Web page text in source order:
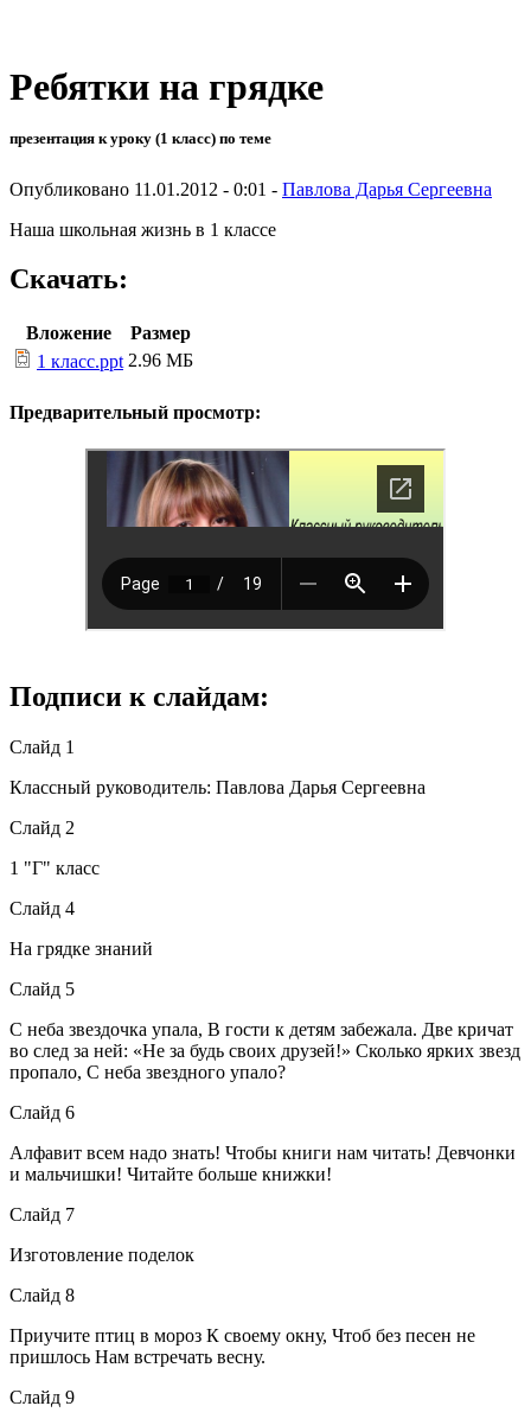
Ребятки на грядке
презентация к уроку (1 класс) по теме
Опубликовано 11.01.2012 - 0:01 - Павлова Дарья Сергеевна
Наша школьная жизнь в 1 классе
Скачать:
Вложение
Размер
1 класс.ppt 2.96 МБ
Предварительный просмотр:
Подписи к слайдам:
Слайд 1
Классный руководитель: Павлова Дарья Сергеевна
Слайд 2
1 "Г" класс
Слайд 4
На грядке знаний
Слайд 5
С неба звездочка упала, В гости к детям забежала. Две кричат
во след за ней: «Не за будь своих друзей!» Сколько ярких звезд
пропало, С неба звездного упало?
Слайд 6
Алфавит всем надо знать! Чтобы книги нам читать! Девчонки
и мальчишки! Читайте больше книжки!
Слайд 7
Изготовление поделок
Слайд 8
Приучите птиц в мороз К своему окну, Чтоб без песен не
пришлось Нам встречать весну.
Слайд 9